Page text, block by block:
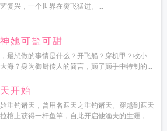
复兴，一个世界在突飞猛进。...
她可盐可甜
最想做的事情是什么？开飞船？穿机甲？收小
海？身为御厨传人的简言，颠了颠手中特制的...
开始
垂钓诸天，曾用名遮天之垂钓诸天。穿越到遮天
棺上获得一杆鱼竿，自此开启他渔夫的生涯，